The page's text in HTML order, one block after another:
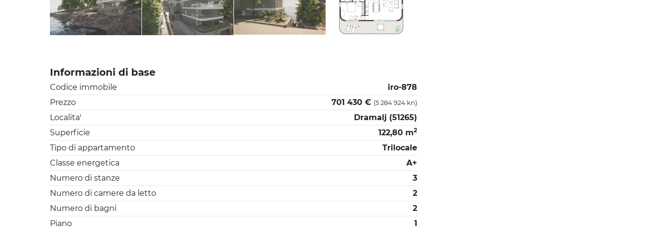
Informazioni di base
Codice immobile
iro-878
Prezzo
701 430 € (5 284 924 kn)
Localita'
Dramalj (51265)
Superficie
122,80 m2
Tipo di appartamento
Trilocale
Classe energetica
A+
Numero di stanze
3
Numero di camere da letto
2
Numero di bagni
2
Piano
1